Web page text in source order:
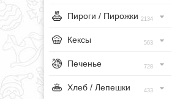
Пироги / Пирожки 2134
Кексы 563
Печенье 728
Хлеб / Лепешки 433